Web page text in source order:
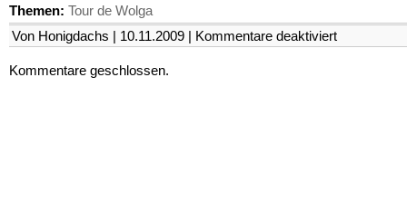
Themen: Tour de Wolga
Von Honigdachs | 10.11.2009 | Kommentare deaktiviertfür
WDR
Kommentare geschlossen.